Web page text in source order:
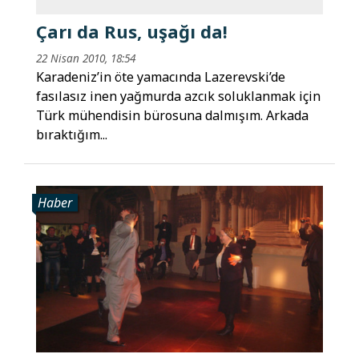
Çarı da Rus, uşağı da!
22 Nisan 2010, 18:54
Karadeniz’in öte yamacında Lazerevski’de
fasılasız inen yağmurda azcık soluklanmak için
Türk mühendisin bürosuna dalmışım. Arkada
bıraktığım...
Haber